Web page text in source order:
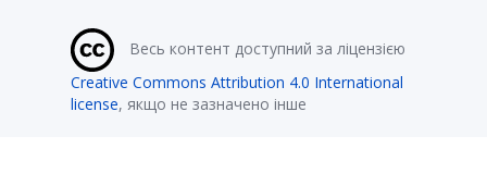
Весь контент доступний за ліцензією
Creative Commons Attribution 4.0 International
license, якщо не зазначено інше